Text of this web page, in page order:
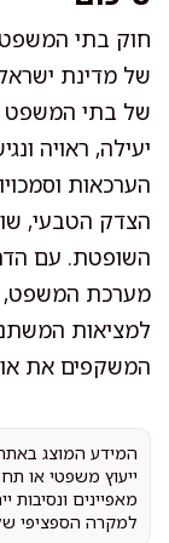
חוק בתי המשפט
של מדינת
של בתי המשפט
יעילה, ראויה
הערכאות
הצדק הטבעי,
השופטת. עם
מערכת המשפט,
למציאות
המשקפים את
המידע המוצג
ייעוץ משפטי או
מאפיינים
למקרה הספציפי